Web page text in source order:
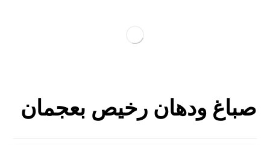
صباغ ودهان رخيص بعجمان